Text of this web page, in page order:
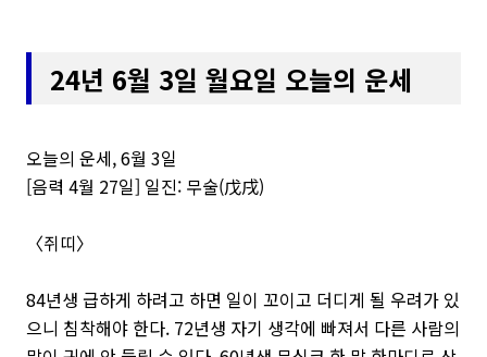
24년 6월 3일 월요일 오늘의 운세
오늘의 운세, 6월 3일
[음력 4월 27일] 일진: 무술(戊戌)
〈쥐띠〉
84년생 급하게 하려고 하면 일이 꼬이고 더디게 될 우려가 있
으니 침착해야 한다. 72년생 자기 생각에 빠져서 다른 사람의